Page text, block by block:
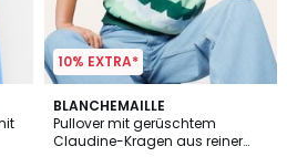
10% EXTRA*
BLANCHEMAILLE
Pullover mit gerüschtem
Claudine-Kragen aus reiner